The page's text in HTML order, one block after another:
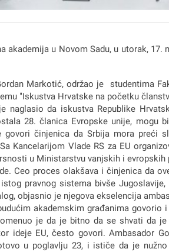
akademija u Novom Sadu, u utorak,
Markotić, održao je studentima
"Iskustva Hrvatske na početku
naglasio da iskustva Republike
28. članica Evropske unije, mogu
govori činjenica da Srbija mora preći
Kancelarijom Vlade RS za EU
u Ministarstvu vanjskih i
Ceo proces olakšava i činjenica da
pravnog sistema bivše
objasnio je njegova ekselencija
akademskim građanima
je da je bitno da se shvati da
ideje EU, često govori. Ambasador
u poglavlju 23, i ističe da je